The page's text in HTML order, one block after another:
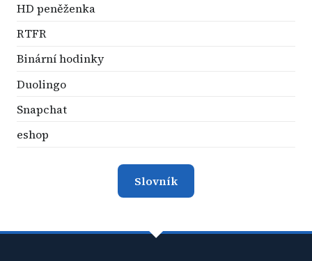
HD peněženka
RTFR
Binární hodinky
Duolingo
Snapchat
eshop
Slovník